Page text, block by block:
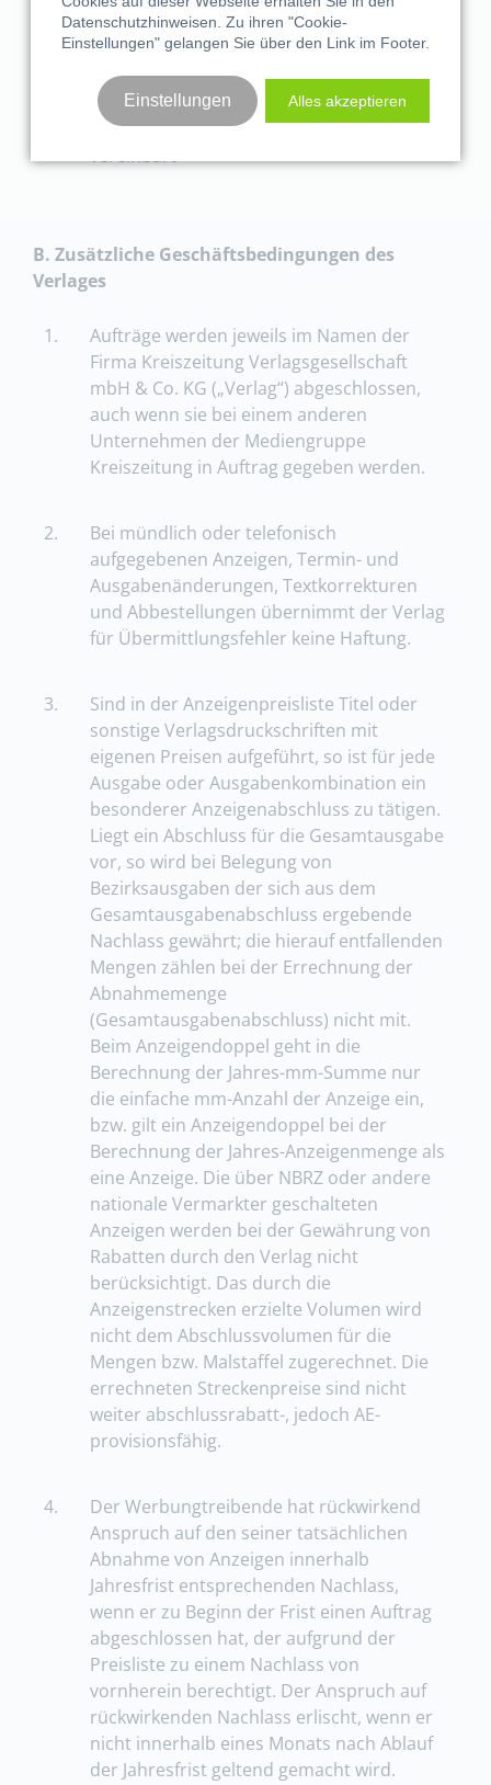
unbekannt oder hat der Auftraggeber nach
Vertragsschluss seinen Wohnsitz oder
gewöhnlichen Aufenthalt aus dem
Geltungsbereich des Gesetzes verlegt, ist
als Gerichtsstand der Sitz des Verlages
vereinbart
B. Zusätzliche Geschäftsbedingungen des
Verlages
1.
Aufträge werden jeweils im Namen der
Firma Kreiszeitung Verlagsgesellschaft
mbH & Co. KG („Verlag“) abgeschlossen,
auch wenn sie bei einem anderen
Unternehmen der Mediengruppe
Kreiszeitung in Auftrag gegeben werden.
2.
Bei mündlich oder telefonisch
aufgegebenen Anzeigen, Termin- und
Ausgabenänderungen, Textkorrekturen
und Abbestellungen übernimmt der Verlag
für Übermittlungsfehler keine Haftung.
3.
Sind in der Anzeigenpreisliste Titel oder
sonstige Verlagsdruckschriften mit
eigenen Preisen aufgeführt, so ist für jede
Ausgabe oder Ausgabenkombination ein
besonderer Anzeigenabschluss zu tätigen.
Liegt ein Abschluss für die Gesamtausgabe
vor, so wird bei Belegung von
Bezirksausgaben der sich aus dem
Gesamtausgabenabschluss ergebende
Nachlass gewährt; die hierauf entfallenden
Mengen zählen bei der Errechnung der
Abnahmemenge
(Gesamtausgabenabschluss) nicht mit.
Beim Anzeigendoppel geht in die
Berechnung der Jahres-mm-Summe nur
die einfache mm-Anzahl der Anzeige ein,
bzw. gilt ein Anzeigendoppel bei der
Berechnung der Jahres-Anzeigenmenge als
eine Anzeige. Die über NBRZ oder andere
nationale Vermarkter geschalteten
Anzeigen werden bei der Gewährung von
Rabatten durch den Verlag nicht
berücksichtigt. Das durch die
Anzeigenstrecken erzielte Volumen wird
nicht dem Abschlussvolumen für die
Mengen bzw. Malstaffel zugerechnet. Die
errechneten Streckenpreise sind nicht
weiter abschlussrabatt-, jedoch AE-
provisionsfähig.
4.
Der Werbungtreibende hat rückwirkend
Anspruch auf den seiner tatsächlichen
Abnahme von Anzeigen innerhalb
Jahresfrist entsprechenden Nachlass,
wenn er zu Beginn der Frist einen Auftrag
abgeschlossen hat, der aufgrund der
Preisliste zu einem Nachlass von
vornherein berechtigt. Der Anspruch auf
rückwirkenden Nachlass erlischt, wenn er
nicht innerhalb eines Monats nach Ablauf
der Jahresfrist geltend gemacht wird.
Datenschutzhinweisen . Zu ihren "Cookie-
Einstellungen" gelangen Sie über den Link im Footer.
Einstellungen Alles akzeptieren